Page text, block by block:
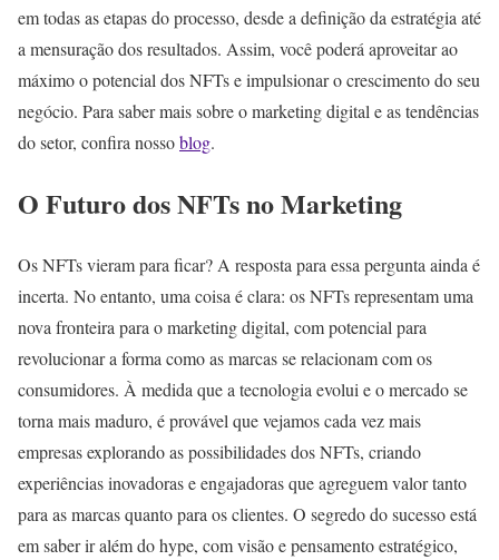
em todas as etapas do processo, desde a definição da estratégia até
a mensuração dos resultados. Assim, você poderá aproveitar ao
máximo o potencial dos NFTs e impulsionar o crescimento do seu
negócio. Para saber mais sobre o marketing digital e as tendências
do setor, confira nossoblog.
O Futuro dos NFTs no Marketing
Os NFTs vieram para ficar? A resposta para essa pergunta ainda é
incerta. No entanto, uma coisa é clara: os NFTs representam uma
nova fronteira para o marketing digital, com potencial para
revolucionar a forma como as marcas se relacionam com os
consumidores. À medida que a tecnologia evolui e o mercado se
torna mais maduro, é provável que vejamos cada vez mais
empresas explorando as possibilidades dos NFTs, criando
experiências inovadoras e engajadoras que agreguem valor tanto
para as marcas quanto para os clientes. O segredo do sucesso está
em saber ir além do hype, com visão e pensamento estratégico,